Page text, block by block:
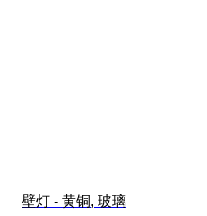
壁灯 - 黄铜, 玻璃